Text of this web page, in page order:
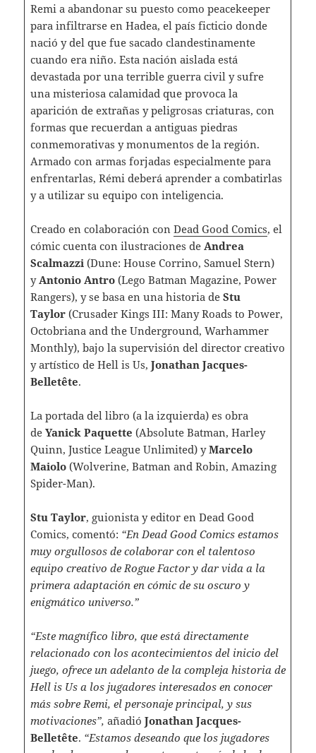
Remi a abandonar su puesto como peacekeeper
para infiltrarse en Hadea, el país ficticio donde
nació y del que fue sacado clandestinamente
cuando era niño. Esta nación aislada está
devastada por una terrible guerra civil y sufre
una misteriosa calamidad que provoca la
aparición de extrañas y peligrosas criaturas, con
formas que recuerdan a antiguas piedras
conmemorativas y monumentos de la región.
Armado con armas forjadas especialmente para
enfrentarlas, Rémi deberá aprender a combatirlas
y a utilizar su equipo con inteligencia.
Creado en colaboración con Dead Good Comics, el
cómic cuenta con ilustraciones de Andrea
Scalmazzi (Dune: House Corrino, Samuel Stern)
y Antonio Antro (Lego Batman Magazine, Power
Rangers), y se basa en una historia de Stu
Taylor (Crusader Kings III: Many Roads to Power,
Octobriana and the Underground, Warhammer
Monthly), bajo la supervisión del director creativo
y artístico de Hell is Us, Jonathan Jacques-
Belletête.
La portada del libro (a la izquierda) es obra
deYanick Paquette (Absolute Batman, Harley
Quinn, Justice League Unlimited) yMarcelo
Maiolo(Wolverine, Batman and Robin, Amazing
Spider-Man).
Stu Taylor, guionista y editor en Dead Good
Comics, comentó: “En Dead Good Comics estamos
muy orgullosos de colaborar con el talentoso
equipo creativo de Rogue Factor y dar vida a la
primera adaptación en cómic de su oscuro y
enigmático universo.”
“Este magnífico libro, que está directamente
relacionado con los acontecimientos del inicio del
juego, ofrece un adelanto de la compleja historia de
Hell is Us a los jugadores interesados en conocer
más sobre Remi, el personaje principal, y sus
motivaciones”, añadió Jonathan Jacques-
Belletête. “Estamos deseando que los jugadores